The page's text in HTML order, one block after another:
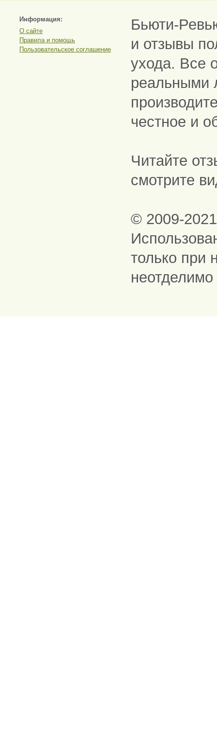
Информация:
О сайте
Правила и помощь
Пользовательское соглашение
Бьюти-
и отзывы
ухода. Все
реальными
честное и
Читайте
смотрите
© 2009-
только при